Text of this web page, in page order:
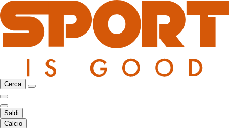
Cerca
Saldi
Calcio